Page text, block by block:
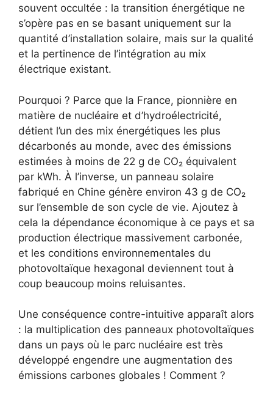
souvent occultée : la transition énergétique ne
s’opère pas en se basant uniquement sur la
quantité d’installation solaire, mais sur la qualité
et la pertinence de l’intégration au mix
électrique existant.
Pourquoi ? Parce que la France, pionnière en
matière de nucléaire et d’hydroélectricité,
détient l’un des mix énergétiques les plus
décarbonés au monde, avec des émissions
estimées à moins de 22 g de CO₂ équivalent
par kWh. À l’inverse, un panneau solaire
fabriqué en Chine génère environ 43 g de CO₂
sur l’ensemble de son cycle de vie. Ajoutez à
cela la dépendance économique à ce pays et sa
production électrique massivement carbonée,
et les conditions environnementales du
photovoltaïque hexagonal deviennent tout à
coup beaucoup moins reluisantes.
Une conséquence contre-intuitive apparaît alors
: la multiplication des panneaux photovoltaïques
dans un pays où le parc nucléaire est très
développé engendre une augmentation des
émissions carbones globales ! Comment ?